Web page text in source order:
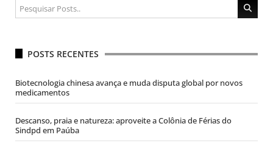
POSTS RECENTES
Biotecnologia chinesa avança e muda disputa global por novos
medicamentos
Descanso, praia e natureza: aproveite a Colônia de Férias do
Sindpd em Paúba